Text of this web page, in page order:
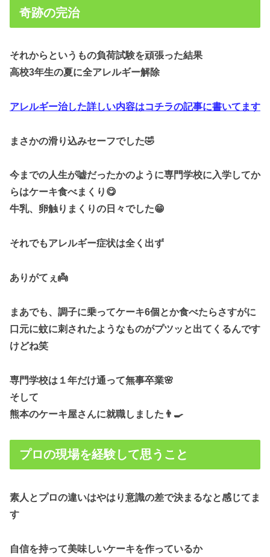
奇跡の完治
それからというもの負荷試験を頑張った結果
高校3年生の夏に全アレルギー解除
アレルギー治した詳しい内容はコチラの記事に書いてます
まさかの滑り込みセーフでした🤣
今までの人生が嘘だったかのように専門学校に入学してか
らはケーキ食べまくり😋
牛乳、卵触りまくりの日々でした😁
それでもアレルギー症状は全く出ず
ありがてぇ👼
まあでも、調子に乗ってケーキ6個とか食べたらさすがに
口元に蚊に刺されたようなものがプツッと出てくるんです
けどね笑
専門学校は１年だけ通って無事卒業🌸
そして
熊本のケーキ屋さんに就職しました👨‍🍳
プロの現場を経験して思うこと
素人とプロの違いはやはり意識の差で決まるなと感じてま
す
自信を持って美味しいケーキを作っているか